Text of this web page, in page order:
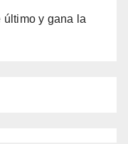
último y gana la